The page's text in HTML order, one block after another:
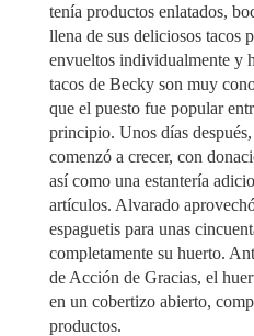
tenía productos enlatados,
llena de sus deliciosos tacos
envueltos individualmente y
tacos de Becky son muy
que el puesto fue popular
principio. Unos días
comenzó a crecer, con
así como una estantería
artículos. Alvarado
espaguetis para unas
completamente su huerto.
de Acción de Gracias, el
en un cobertizo abierto,
productos.